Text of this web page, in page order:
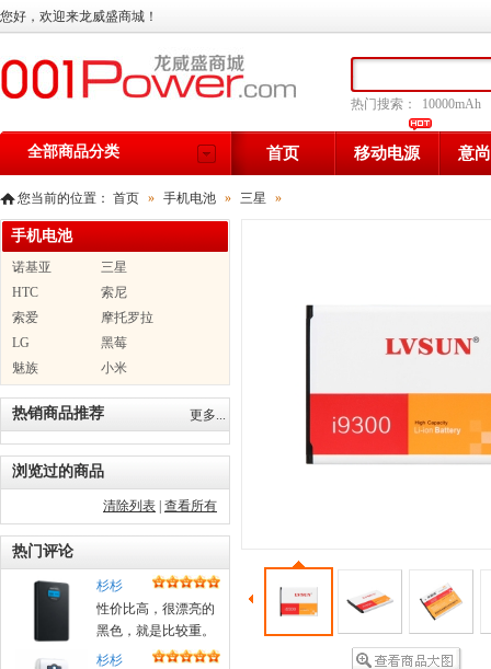
全部商品分类
您好，欢迎来龙威盛商城！
热门搜索： 10000mAh
首页 移动电源 意
您当前的位置： 首页 » 手机电池 » 三星 »
手机电池
诺基亚
三星
HTC
索尼
索爱
摩托罗拉
LG
黑莓
魅族
小米
热销商品推荐 更多...
浏览过的商品
清除列表 查看所有
热门评论
杉杉
性价比高，很漂亮的
黑色，就是比较重。
杉杉